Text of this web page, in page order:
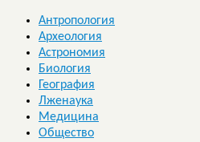
Антропология
Археология
Астрономия
Биология
География
Лженаука
Медицина
Общество